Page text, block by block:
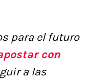
para el futuro
con
a las